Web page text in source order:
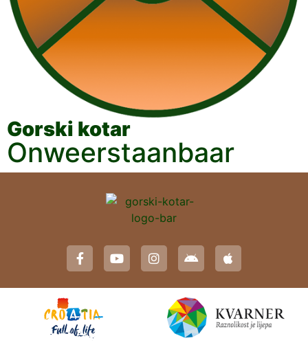
Gorski kotar
Onweerstaanbaar